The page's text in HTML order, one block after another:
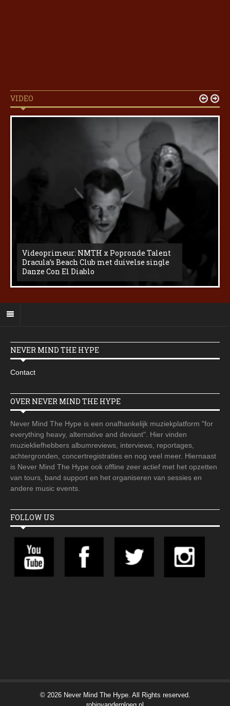
VIDEO
Videoprimeur: NMTH x Popronde Talent
Dracula’s Beach Club met duivelse single
Danze Con El Diablo
 
NEVER MIND THE HYPE
Contact
OVER NEVER MIND THE HYPE
Never Mind The Hype is een onafhankelijk muziekplatform "for
everything heavy, alternative and deviant". Hier vinden
muziekliefhebbers albumreviews, interviews, reportages,
achtergronden, concertregistraties en nog veel meer. Hiernaast
is Never Mind The Hype ook offline zeer actief met het opzetten
van tours, band support en het organiseren van sessies en
andere music events.
FOLLOW US
© 2026 Never Mind The Hype. All Rights reserved.